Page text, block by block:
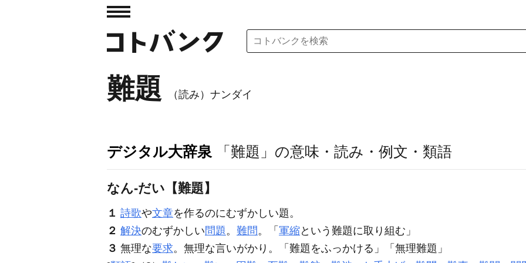
難題 （読み）ナンダイ
デジタル大辞泉 「難題」の意味・読み・例文・類語
なん‐だい【難題】
１ 詩歌や文章を作るのにむずかしい題。
２ 解決のむずかしい問題。 難問。「 軍縮 という 難題に取り組む」
３ 無理な要求。無理な言いがかり。「 難題 をふっかける」「無理難題 」